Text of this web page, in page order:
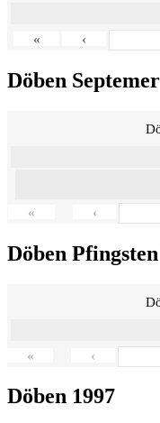
« ‹
Döben
« ‹
Döben
« ‹
Döben 1997